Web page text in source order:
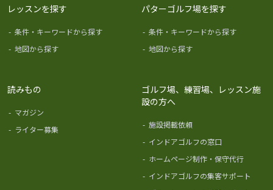
レッスンを探す
- 条件・キーワードから探す
- 地図から探す
パターゴルフ場を探す
- 条件・キーワードから探す
- 地図から探す
読みもの
- マガジン
- ライター募集
ゴルフ場、練習場、レッスン施
設の方へ
- 施設掲載依頼
- インドアゴルフの窓口
- ホームページ制作・保守代行
- インドアゴルフの集客サポート